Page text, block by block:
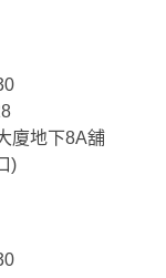
廈地下8A舖
)